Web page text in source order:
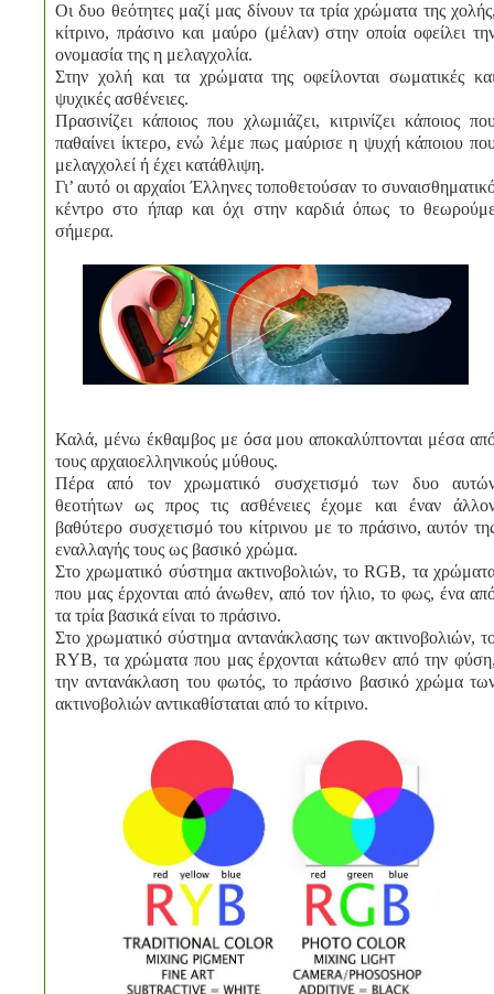
Οι δυο θεότητες μαζί μας δίνουν τα τρία χρώματα της
κίτρινο, πράσινο και μαύρο (μέλαν) στην οποία οφείλει
ονομασία της η μελαγχολία.
Στην χολή και τα χρώματα της οφείλονται σωματικές
ψυχικές ασθένειες.
Πρασινίζει κάποιος που χλωμιάζει, κιτρινίζει κάποιος
παθαίνει ίκτερο, ενώ λέμε πως μαύρισε η ψυχή κάποιου
μελαγχολεί ή έχει κατάθλιψη.
Γι’ αυτό οι αρχαίοι Έλληνες τοποθετούσαν το
κέντρο στο ήπαρ και όχι στην καρδιά όπως το
σήμερα.
Καλά, μένω έκθαμβος με όσα μου αποκαλύπτονται μέσα
τους αρχαιοελληνικούς μύθους.
Πέρα από τον χρωματικό συσχετισμό των δυο
θεοτήτων ως προς τις ασθένειες έχομε και έναν
βαθύτερο συσχετισμό του κίτρινου με το πράσινο, αυτόν
εναλλαγής τους ως βασικό χρώμα.
Στο χρωματικό σύστημα ακτινοβολιών, το RGB, τα
που μας έρχονται από άνωθεν, από τον ήλιο, το φως, ένα
τα τρία βασικά είναι το πράσινο.
Στο χρωματικό σύστημα αντανάκλασης των ακτινοβολιών,
RΥB, τα χρώματα που μας έρχονται κάτωθεν από την
την αντανάκλαση του φωτός, το πράσινο βασικό χρώμα
ακτινοβολιών αντικαθίσταται από το κίτρινο.